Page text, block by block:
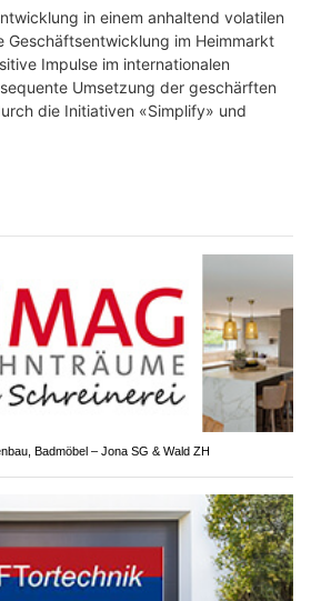
in einem anhaltend volatilen
Geschäftsentwicklung im Heimmarkt
Impulse im internationalen
Umsetzung der geschärften
die Initiativen «Simplify» und
Badmöbel – Jona SG & Wald ZH